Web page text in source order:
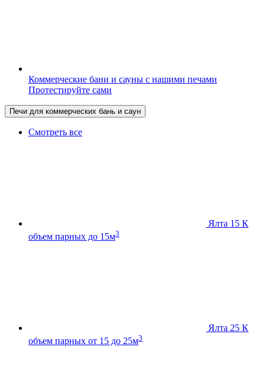
Коммерческие бани и сауны с нашими печами
Протестируйте сами
Печи для коммерческих бань и саун
Смотреть все
Ялта 15 К
объем парных до 15м3
Ялта 25 К
объем парных от 15 до 25м3